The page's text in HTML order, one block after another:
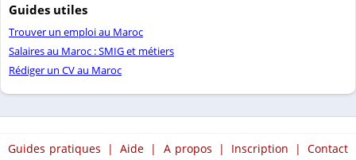
Guides utiles
Trouver un emploi au Maroc
Salaires au Maroc : SMIG et métiers
Rédiger un CV au Maroc
Guides pratiques | Aide | A propos | Inscription | Contact